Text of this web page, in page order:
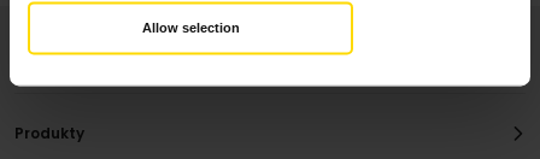
Allow selection
Produkty